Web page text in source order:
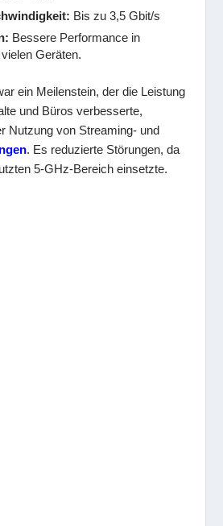
Bis zu 3,5 Gbit/s
Bessere Performance in
Geräten.
ein Meilenstein, der die Leistung
und Büros verbesserte,
Nutzung von Streaming- und
. Es reduzierte Störungen, da
5-GHz-Bereich einsetzte.